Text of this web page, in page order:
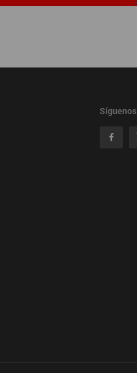
Síguenos